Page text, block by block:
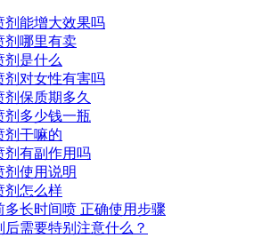
剂能增大效果吗
剂哪里有卖
剂是什么
剂对女性有害吗
保质期多久
剂多少钱一瓶
剂干嘛的
剂有副作用吗
剂使用说明
剂怎么样
多长时间喷 正确使用步骤
需要特别注意什么？